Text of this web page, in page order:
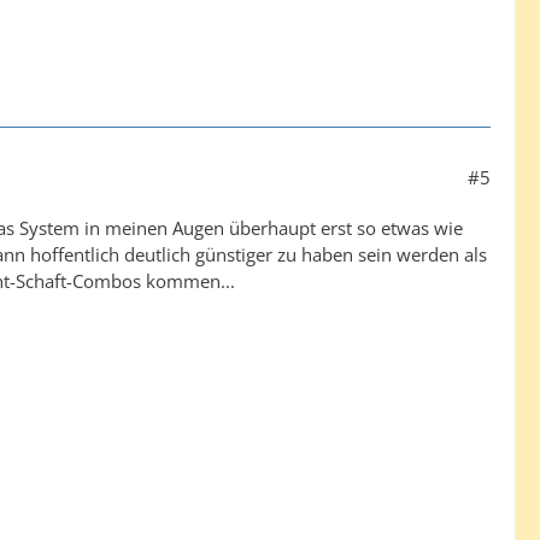
#5
System in meinen Augen überhaupt erst so etwas wie
hoffentlich deutlich günstiger zu haben sein werden als
Schaft-Combos kommen...